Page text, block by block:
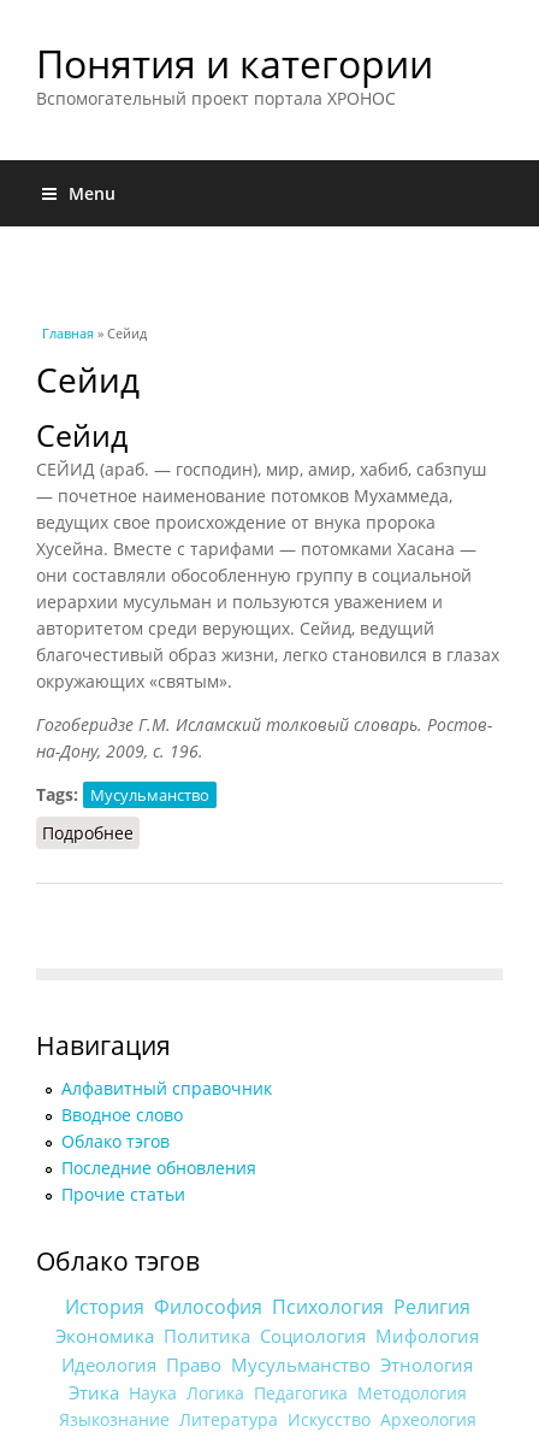
Понятия и категории
Вспомогательный проект портала ХРОНОС
Menu
Вы здесь
Главная » Сейид
Сейид
Сейид
СЕЙИД (араб. — господин), мир, амир, хабиб, сабзпуш
— почетное наименование потомков Мухаммеда,
ведущих свое происхождение от внука пророка
Хусейна. Вместе с тарифами — потомками Хасана —
они составляли обособленную группу в социальной
иерархии мусульман и пользуются уважением и
авторитетом среди верующих. Сейид, ведущий
благочестивый образ жизни, легко становился в глазах
окружающих «святым».
Гогоберидзе Г.М. Исламский толковый словарь. Ростов-
на-Дону, 2009, с. 196.
Tags:
Мусульманство
Подробнее
Навигация
Алфавитный справочник
Вводное слово
Облако тэгов
Последние обновления
Прочие статьи
Облако тэгов
История Философия Психология Религия
Экономика Политика Социология Мифология
Идеология Право Мусульманство Этнология
Этика Наука Логика Педагогика Методология
Языкознание Литература Искусство Археология